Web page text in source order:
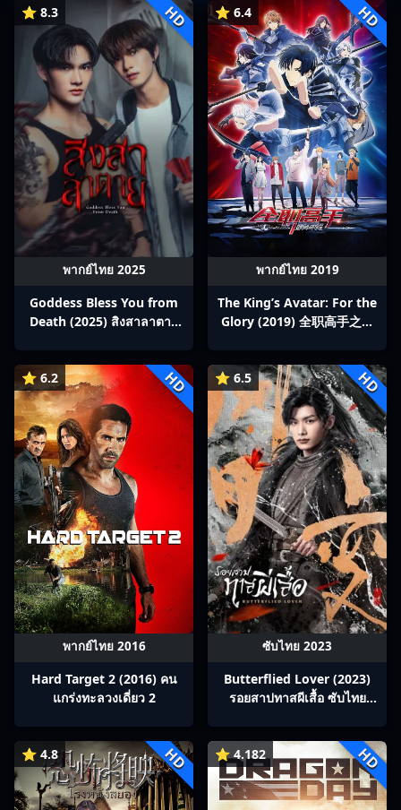
⭐ 8.3 HD
พากย์ไทย 2025
Goddess Bless You from
Death (2025) สิงสาลาตาย
⭐ 6.4 HD
พากย์ไทย 2019
The King’s Avatar: For the
Glory (2019) 全职高手之巅
⭐ 6.2 HD
พากย์ไทย 2016
Hard Target 2 (2016) คน
แกร่งทะลวงเดี่ยว 2
⭐ 6.5 HD
ซับไทย 2023
Butterflied Lover (2023)
รอยสาปทาสผีเสื้อ ซับไทย
⭐ 4.8 HD ⭐ 4.182 HD